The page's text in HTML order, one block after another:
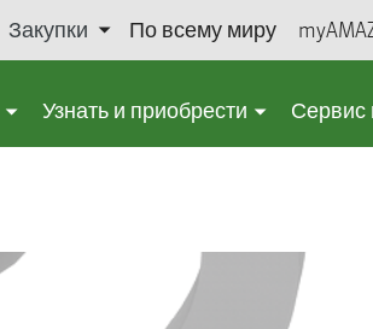
Закупки По всему миру
Узнать и приобрести Сервис